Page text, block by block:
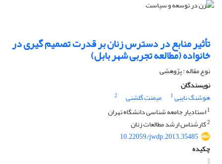
تأثیر منابع در دسترس زنان بر قدرت تصمیم گیری در
خانواده (مطالعه تجربی شهر بابل)
نوع مقاله : پژوهشی
نویسندگان
هوشنگ نایبی1 میمنت گلشنی
2
1استادیار جامعه شناسی دانشگاه تهران
2کارشناس ارشد مطالعات زنان
10.22059/jwdp.2013.35485
چکیده